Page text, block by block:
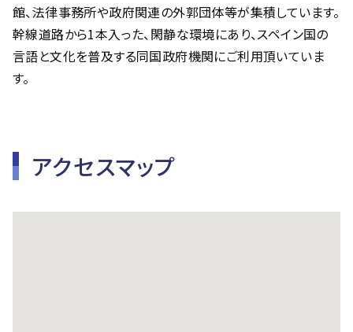
館、法律事務所や政府関連の外郭団体等が集積しています。
幹線道路から1本入った、閑静な環境にあり、スペイン国の
言語と文化を普及する同国政府機関にご利用頂いていま
す。
アクセスマップ